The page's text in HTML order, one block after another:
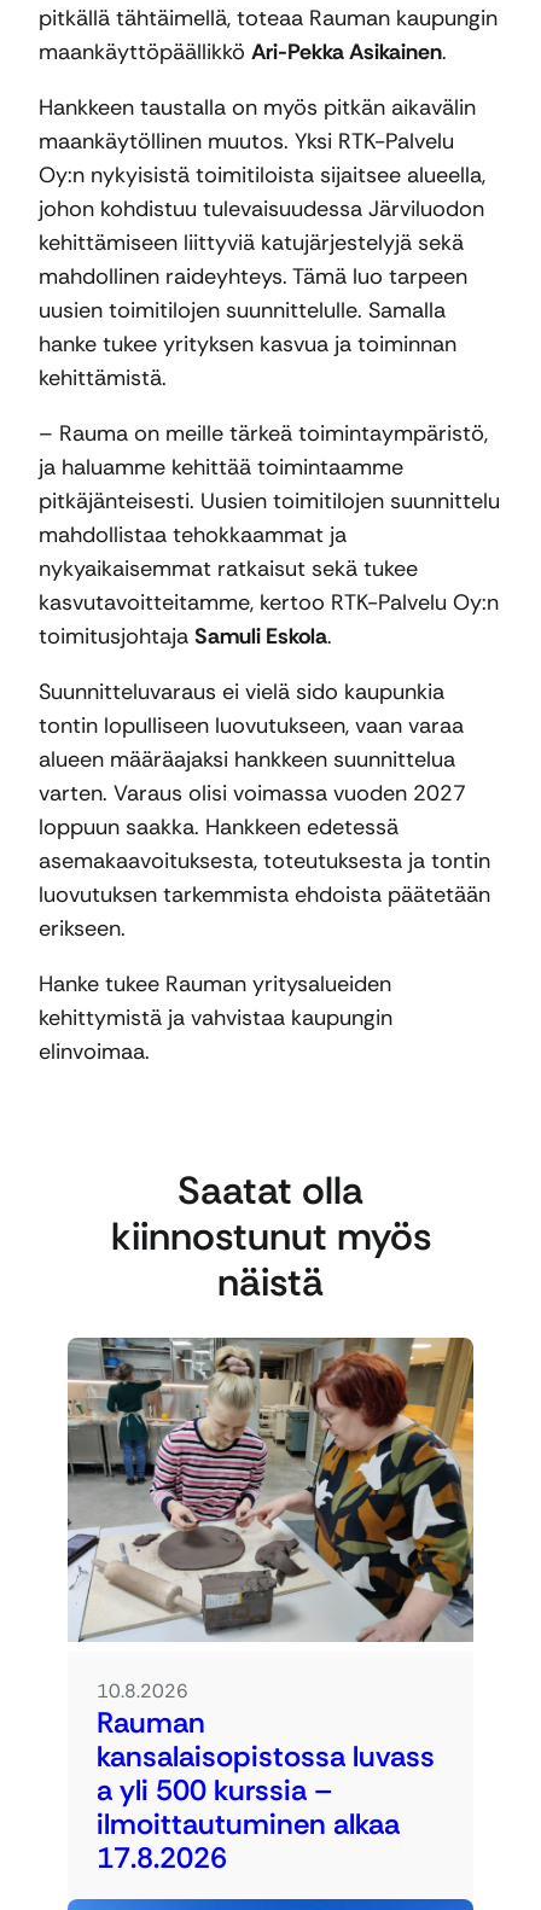
pitkällä tähtäimellä, toteaa Rauman kaupungin
maankäyttöpäällikkö Ari-Pekka Asikainen.
Hankkeen taustalla on myös pitkän aikavälin
maankäytöllinen muutos. Yksi RTK-Palvelu
Oy:n nykyisistä toimitiloista sijaitsee alueella,
johon kohdistuu tulevaisuudessa Järviluodon
kehittämiseen liittyviä katujärjestelyjä sekä
mahdollinen raideyhteys. Tämä luo tarpeen
uusien toimitilojen suunnittelulle. Samalla
hanke tukee yrityksen kasvua ja toiminnan
kehittämistä.
– Rauma on meille tärkeä toimintaympäristö,
ja haluamme kehittää toimintaamme
pitkäjänteisesti. Uusien toimitilojen suunnittelu
mahdollistaa tehokkaammat ja
nykyaikaisemmat ratkaisut sekä tukee
kasvutavoitteitamme, kertoo RTK-Palvelu Oy:n
toimitusjohtaja Samuli Eskola.
Suunnitteluvaraus ei vielä sido kaupunkia
tontin lopulliseen luovutukseen, vaan varaa
alueen määräajaksi hankkeen suunnittelua
varten. Varaus olisi voimassa vuoden 2027
loppuun saakka. Hankkeen edetessä
asemakaavoituksesta, toteutuksesta ja tontin
luovutuksen tarkemmista ehdoista päätetään
erikseen.
Hanke tukee Rauman yritysalueiden
kehittymistä ja vahvistaa kaupungin
elinvoimaa.
Saatat olla
kiinnostunut myös
näistä
10.8.2026
Rauman
kansalaisopistossa luvass
a yli 500 kurssia –
ilmoittautuminen alkaa
17.8.2026